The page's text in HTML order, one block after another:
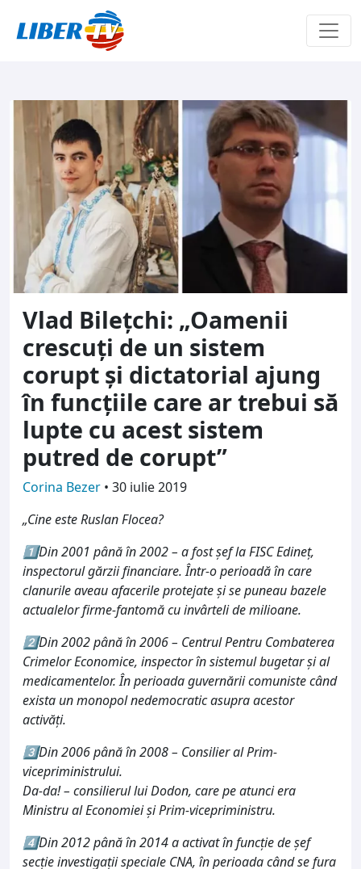
Vlad Bilețchi: „Oamenii
crescuți de un sistem
corupt și dictatorial ajung
în funcțiile care ar trebui să
lupte cu acest sistem
putred de corupt”
Corina Bezer • 30 iulie 2019
„Cine este Ruslan Flocea?
1️⃣Din 2001 până în 2002 – a fost șef la FISC Edineț,
inspectorul gărzii financiare. Într-o perioadă în care
clanurile aveau afacerile protejate și se puneau bazele
actualelor firme-fantomă cu invârteli de milioane.
2️⃣Din 2002 până în 2006 – Centrul Pentru Combaterea
Crimelor Economice, inspector în sistemul bugetar și al
medicamentelor. În perioada guvernării comuniste când
exista un monopol nedemocratic asupra acestor
activăți.
3️⃣Din 2006 până în 2008 – Consilier al Prim-
vicepriministrului.
Da-da! – consilierul lui Dodon, care pe atunci era
Ministru al Economiei și Prim-vicepriministru.
4️⃣Din 2012 până în 2014 a activat în funcție de șef
secție investigații speciale CNA, în perioada când se fura